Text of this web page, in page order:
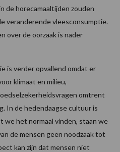
de horecamaaltijden zouden
veranderende vleesconsumptie.
over de oorzaak is nader
is verder opvallend omdat er
klimaat en milieu,
omtrent
In de hedendaagse cultuur is
we het normaal vinden, staan we
de mensen geen noodzaak tot
kan zijn dat mensen niet